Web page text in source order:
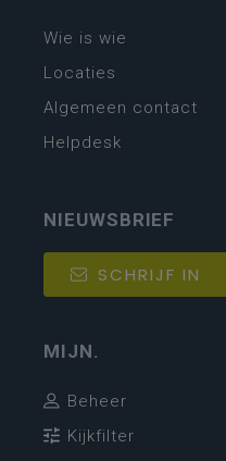
Wie is wie
Locaties
Algemeen contact
Helpdesk
NIEUWSBRIEF
SCHRIJF IN
MIJN.
Beheer
Kijkfilter